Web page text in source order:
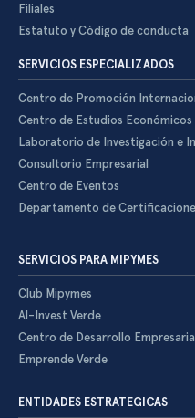
Filiales
Estatuto y Código de conducta
SERVICIOS ESPECIALIZADOS
Centro de Promoción
Centro de Estudios Económicos
Laboratorio de Investigación e
Consultorio Empresarial
Centro de Eventos
Departamento de
SERVICIOS PARA MIPYMES
Club Mipymes
Al-Invest Verde
Centro de Desarrollo
Emprende Verde
ENTIDADES ESTRATEGICAS